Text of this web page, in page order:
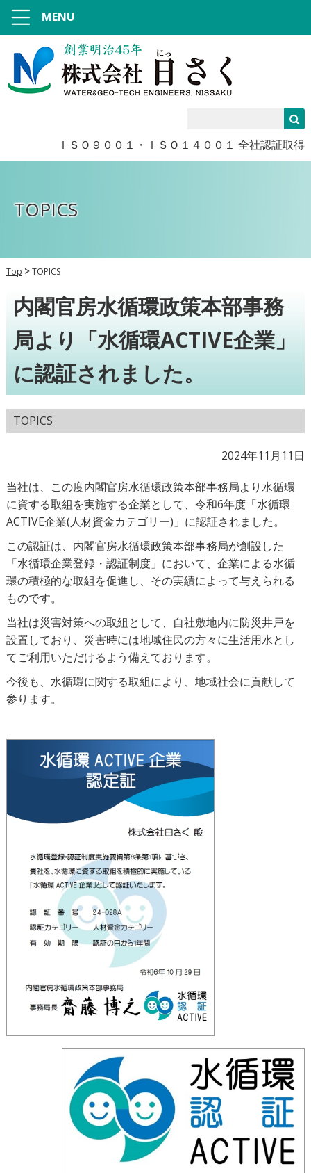
ＩＳＯ９００１・ＩＳＯ１４００１ 全社認証取得
MENU
TOPICS
Top TOPICS
内閣官房水循環政策本部事務
局より「水循環ACTIVE企業」
に認証されました。
TOPICS
2024年11月11日
当社は、この度内閣官房水循環政策本部事務局より水循環
に資する取組を実施する企業として、令和6年度「水循環
ACTIVE企業(人材資金カテゴリー)」に認証されました。
この認証は、内閣官房水循環政策本部事務局が創設した
「水循環企業登録・認証制度」において、企業による水循
環の積極的な取組を促進し、その実績によって与えられる
ものです。
当社は災害対策への取組として、自社敷地内に防災井戸を
設置しており、災害時には地域住民の方々に生活用水とし
てご利用いただけるよう備えております。
今後も、水循環に関する取組により、地域社会に貢献して
参ります。